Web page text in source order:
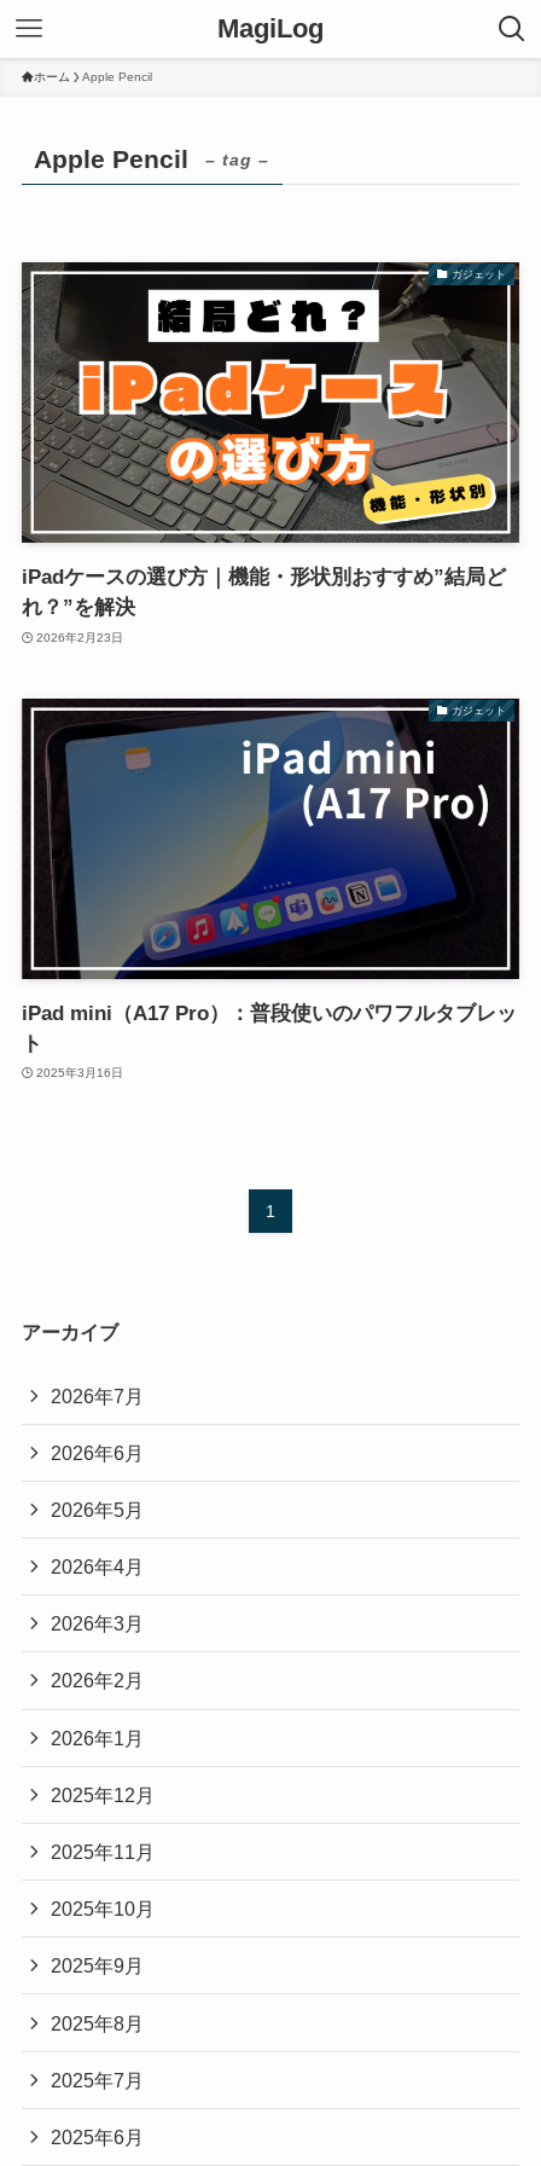
MagiLog
ホーム Apple Pencil
Apple Pencil – tag –
ガジェット
iPadケースの選び方｜機能・形状別おすすめ”結局ど
れ？”を解決
2026年2月23日
ガジェット
iPad mini（A17 Pro）：普段使いのパワフルタブレッ
ト
2025年3月16日
1
アーカイブ
2026年7月
2026年6月
2026年5月
2026年4月
2026年3月
2026年2月
2026年1月
2025年12月
2025年11月
2025年10月
2025年9月
2025年8月
2025年7月
2025年6月